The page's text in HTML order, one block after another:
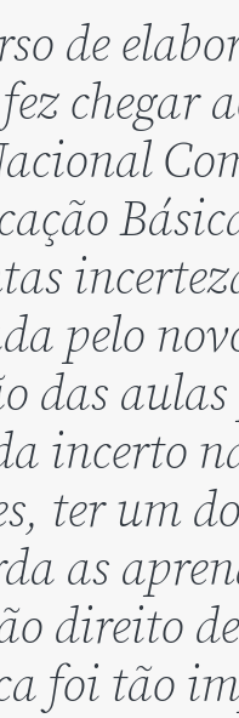
de
chegar
pelo
das
incerto
ter um
as
direito
foi tão